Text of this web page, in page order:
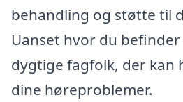
behandling og støtte til
Uanset hvor du
dygtige fagfolk, der kan
dine høreproblemer.